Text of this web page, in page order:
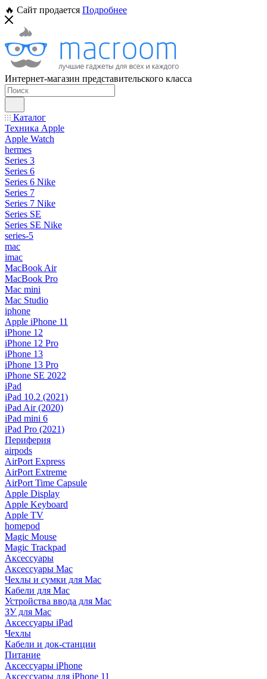
🔥 Сайт продается Подробнее
Интернет-магазин представительского класса
Каталог
Техника Apple
Apple Watch
hermes
Series 3
Series 6
Series 6 Nike
Series 7
Series 7 Nike
Series SE
Series SE Nike
series-5
mac
imac
MacBook Air
MacBook Pro
Mac mini
Mac Studio
iphone
Apple iPhone 11
iPhone 12
iPhone 12 Pro
iPhone 13
iPhone 13 Pro
iPhone SE 2022
iPad
iPad 10.2 (2021)
iPad Air (2020)
iPad mini 6
iPad Pro (2021)
Периферия
airpods
AirPort Express
AirPort Extreme
AirPort Time Capsule
Apple Display
Apple Keyboard
Apple TV
homepod
Magic Mouse
Magic Trackpad
Аксессуары
Аксессуары Mac
Чехлы и сумки для Mac
Кабели для Mac
Устройства ввода для Mac
ЗУ для Mac
Аксессуары iPad
Чехлы
Кабели и док-станции
Питание
Аксессуары iPhone
Аксессуары для iPhone 11